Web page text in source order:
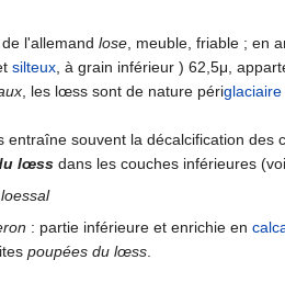
l'allemand lose, meuble, friable ; en
silteux, à grain inférieur ) 62,5μ,
, les lœss sont de nature périglaciaire
entraîne souvent la décalcification des
lœss dans les couches inférieures
loessal
: partie inférieure et enrichie en
poupées du lœss.